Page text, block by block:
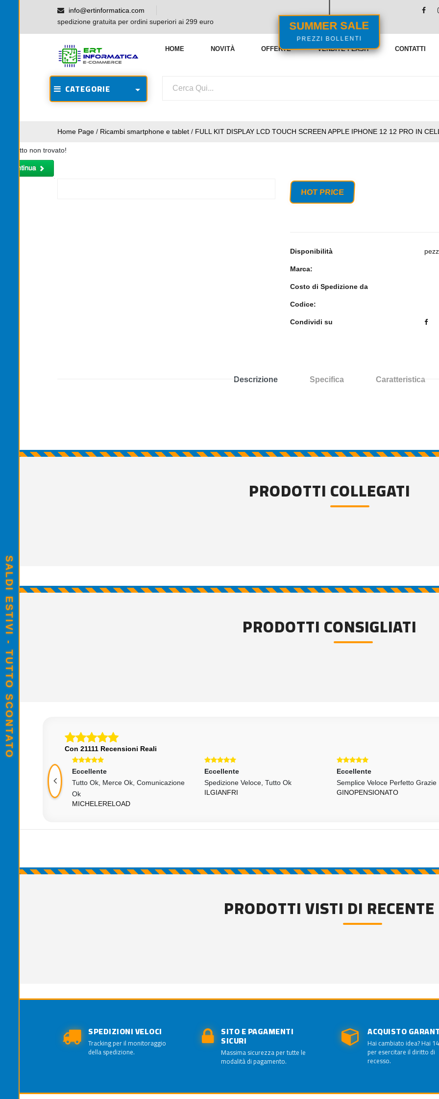
SUMMER SALE
PREZZI BOLLENTI
info@ertinformatica.com
spedizione gratuita per ordini superiori ai 299 euro
HOME NOVITÀ OFFERTE VENDITE FLASH CONTATTI
CATEGORIE
Home Page / Ricambi smartphone e tablet / FULL KIT DISPLAY LCD TOUCH SCREEN APPLE IPHONE 12 12 PRO IN
Prodotto non trovato!
HOT PRICE
Disponibilità
Marca:
Costo di Spedizione da
Codice:
Condividi su
Descrizione Specifica Caratteristica
PRODOTTI COLLEGATI
PRODOTTI CONSIGLIATI
Con 21111 Recensioni Reali
Eccellente
Tutto Ok, Merce Ok, Comunicazione
Ok
MICHELERELOAD
Eccellente
Spedizione Veloce, Tutto Ok
ILGIANFRI
Eccellente
Semplice Veloce Perfetto Grazie
GINOPENSIONATO
PRODOTTI VISTI DI RECENTE
SPEDIZIONI VELOCI
Tracking per il monitoraggio
della spedizione.
SITO E PAGAMENTI
SICURI
Massima sicurezza per tutte le
modalità di pagamento.
ACQUISTO
Hai cambiato idea? Hai
per esercitare il diritto di
recesso.
SALDI ESTIVI - TUTTO SCONTATO